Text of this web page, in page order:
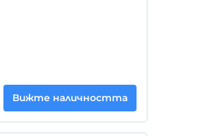
Вижте наличността